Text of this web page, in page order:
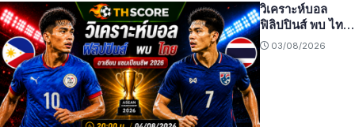
วิเคราะห์บอล
ฟิลิปปินส์ พบ ไทย
20:00 น.
03/08/2026